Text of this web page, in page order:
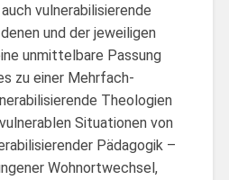
vulnerabilisierende
und der jeweiligen
unmittelbare Passung
zu einer Mehrfach-
Theologien
Situationen von
Pädagogik –
Wohnortwechsel,